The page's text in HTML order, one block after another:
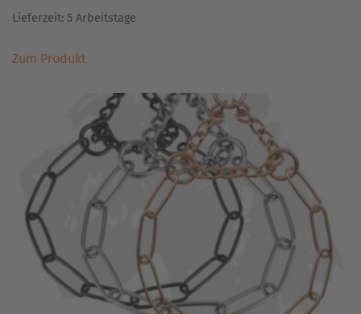
Lieferzeit: 5 Arbeitstage
Zum ProduktProdukt
mehrere
Varianten
auf.
Die
Optionen
können
auf
der
Produktseite
gewählt
werden